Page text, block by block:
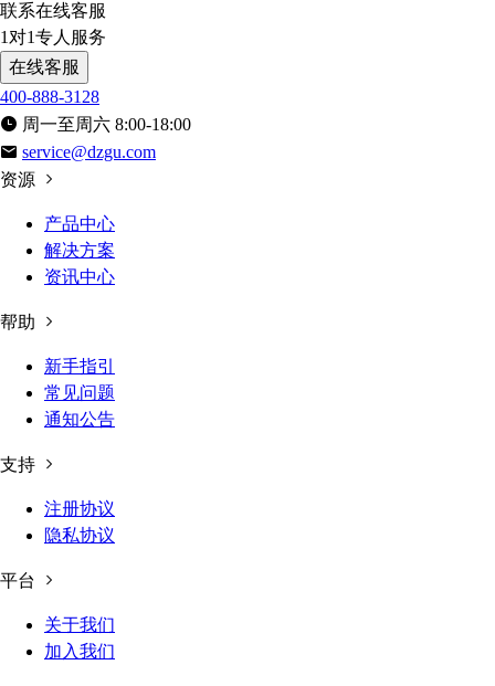
联系在线客服
1对1专人服务
在线客服
400-888-3128
周一至周六 8:00-18:00
service@dzgu.com
资源
产品中心
解决方案
资讯中心
帮助
新手指引
常见问题
通知公告
支持
注册协议
隐私协议
平台
关于我们
加入我们